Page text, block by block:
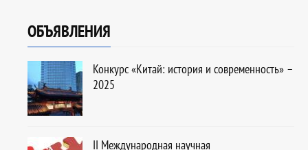
ОБЪЯВЛЕНИЯ
Конкурс «Китай: история и современность» –
2025
ІІ Международная научная